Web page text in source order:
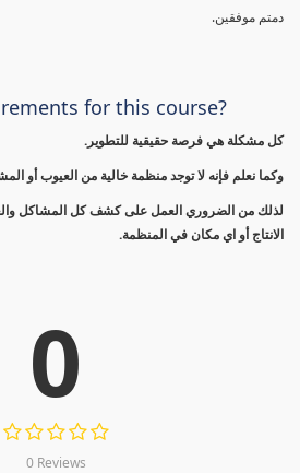
دمتم موفقين.
for this course?
كل مشكلة هي فرصة حقيقية للتطوير.
وكما نعلم فإنه لا توجد منظمة خالية من العيوب أو
لذلك من الضروري العمل على كشف كل المشاكل
الانتاج أو اي مكان في المنظمة.
0
0 Reviews